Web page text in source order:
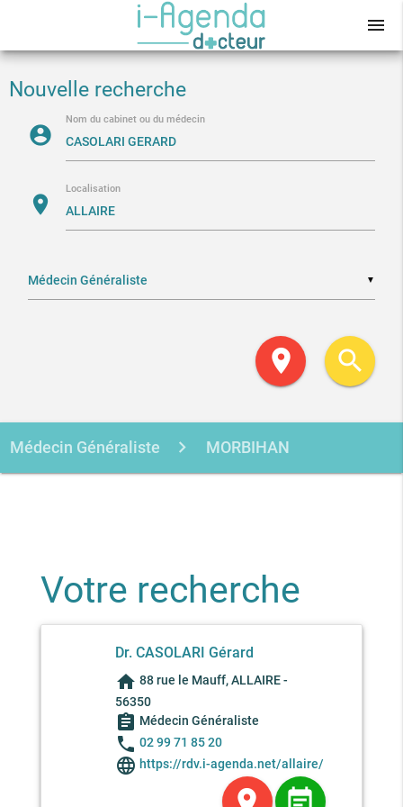
menu
Nouvelle recherche
account_circle
Nom du cabinet ou du médecin
location_on
Localisation
▼
location_on search
Médecin Généraliste MORBIHAN
Votre recherche
Dr. CASOLARI Gérard
home 88 rue le Mauff, ALLAIRE -
56350
assignment Médecin Généraliste
phone 02 99 71 85 20
language https://rdv.i-agenda.net/allaire/